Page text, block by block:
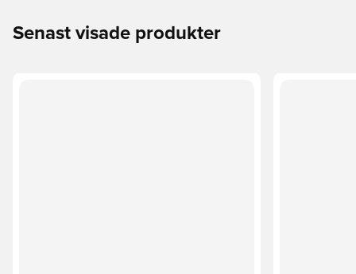
Senast visade produkter